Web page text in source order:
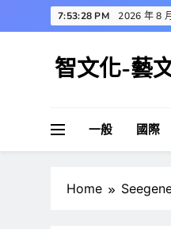
to
7:53:29 PM 2026 年 8
智文化-藝
一般 國際
Home